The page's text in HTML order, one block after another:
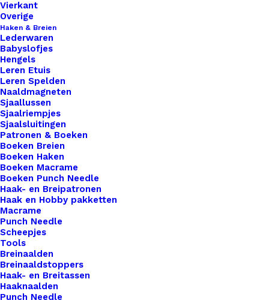
Vierkant
Overige
Haken & Breien
Lederwaren
Babyslofjes
Hengels
Leren Etuis
Leren Spelden
Naaldmagneten
Sjaallussen
Sjaalriempjes
Sjaalsluitingen
Patronen & Boeken
Boeken Breien
Boeken Haken
Boeken Macrame
Boeken Punch Needle
Haak- en Breipatronen
Haak en Hobby pakketten
Macrame
Punch Needle
Scheepjes
Tools
Breinaalden
Breinaaldstoppers
Haak- en Breitassen
Haaknaalden
Punch Needle
€1,00
Wil je je handgemaakte haak- en breiwerken naar
een hoger niveau tillen? Overweeg dan onze
prachtige leren labels, de perfecte finishing touch
voor al je creaties. Met onze labels voeg je niet
alleen een professionele uitstraling toe aan je
werk, maar ook een persoonlijk tintje dat jouw
ambachtelijke meesterwerken onderscheidt van
de rest. Voor de bewuste haak- en breisters onder
ons bieden we ook een assortiment vegan leren
labels aan die volledig diervriendelijk zijn.
Gemaakt van hoogwaardig synthetisch materiaal,
zijn deze labels een milieuvriendelijk alternatief
voor traditioneel leer, zonder concessies te doen
aan stijl of kwaliteit.
Als je kiest voor een vegan label met drukknoop,
leveren wij in plaats daarvan een vegan label met